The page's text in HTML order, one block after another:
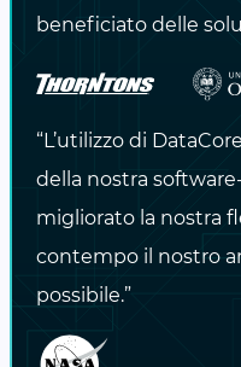
28 GIU 2024
Navigare nella
Broadcom-
beneficiato delle
“L’utilizzo di
della nostra
migliorato la nostra
contempo il nostro
possibile.”